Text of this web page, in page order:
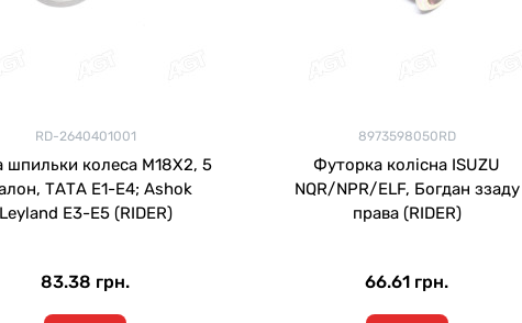
RD-2640401001
шпильки колеса М18Х2, 5
ТАТА Е1-Е4; Ashok
Leyland Е3-Е5 (RIDER)
83.38 грн.
8973598050RD
Футорка колісна ISUZU
NQR/NPR/ELF, Богдан ззаду
права (RIDER)
66.61 грн.